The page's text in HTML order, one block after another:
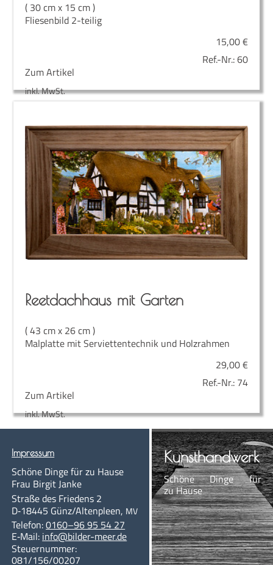
( 30 cm x 15 cm )
Fliesenbild 2-teilig
15,00€
Ref.-Nr.:60
Zum Artikel
inkl. MwSt.
Reet­dach­haus mit Garten
( 43 cm x 26 cm )
Malplatte mit Serviettentechnik und Holzrahmen
29,00€
Ref.-Nr.: 74
Zum Artikel
inkl. MwSt.
Impres­sum
Schö­ne Din­ge für zu Hause
Frau Bir­git Janke
Stra­ße des Frie­dens 2
D‑18445 Günz/Altenpleen, MV
Te­le­fon:0160–96 95 54 27
E‑Mail: info@bil­der-meer.de
Steu­er­num­mer:
081/156/00207
Kunst­hand­werk
Schö­ne Din­ge für
zu Hause